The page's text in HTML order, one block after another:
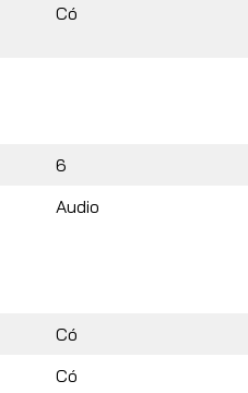
Có
6
Audio
Có
Có